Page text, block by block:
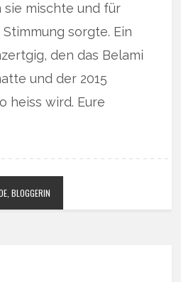
sie mischte und für
sorgte. Ein
den das Belami
und der 2015
heiss wird. Eure
BLOGGERIN